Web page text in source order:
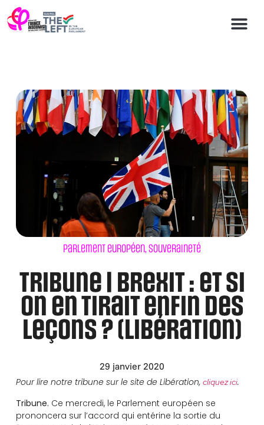
Parlement européen,Souveraineté
Tribune | Brexit : et si
on en tirait enfin des
leçons ? (Libération)
29 janvier 2020
Pour lire notre tribune sur le site de Libération, cliquez ici.
Tribune. Ce mercredi, le Parlement européen se
prononcera sur l’accord qui entérine la sortie du